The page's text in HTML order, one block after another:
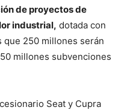
de proyectos de
industrial, dotada con
250 millones serán
millones subvenciones
Seat y Cupra